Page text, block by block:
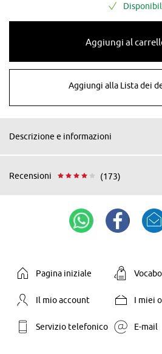
Aggiungi al
Aggiungi alla Lista dei
Descrizione e informazioni
Recensioni (173)
Pagina iniziale
Il mio account I miei
Servizio telefonico E-mail